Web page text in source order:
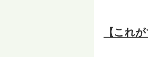
【これ